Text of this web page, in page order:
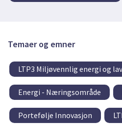
Temaer og emner
LTP3 Miljøvennlig energi og
Energi - Næringsområde
Portefølje Innovasjon